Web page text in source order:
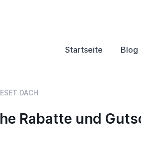
Startseite Blog
ESET DACH
Rabatte und